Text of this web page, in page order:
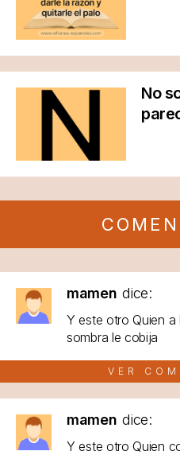
No
mamen dice:
Y este otro Quien a
sombra le cobija
VER
mamen dice:
Y este otro Quien